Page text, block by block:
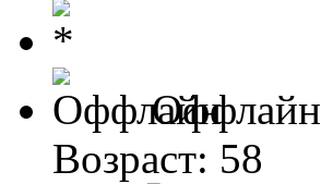
Оффлайн
Возраст: 58